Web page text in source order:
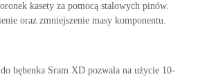
kasety za pomocą stalowych pinów.
oraz zmniejszenie masy komponentu.
bębenka Sram XD pozwala na użycie 10-